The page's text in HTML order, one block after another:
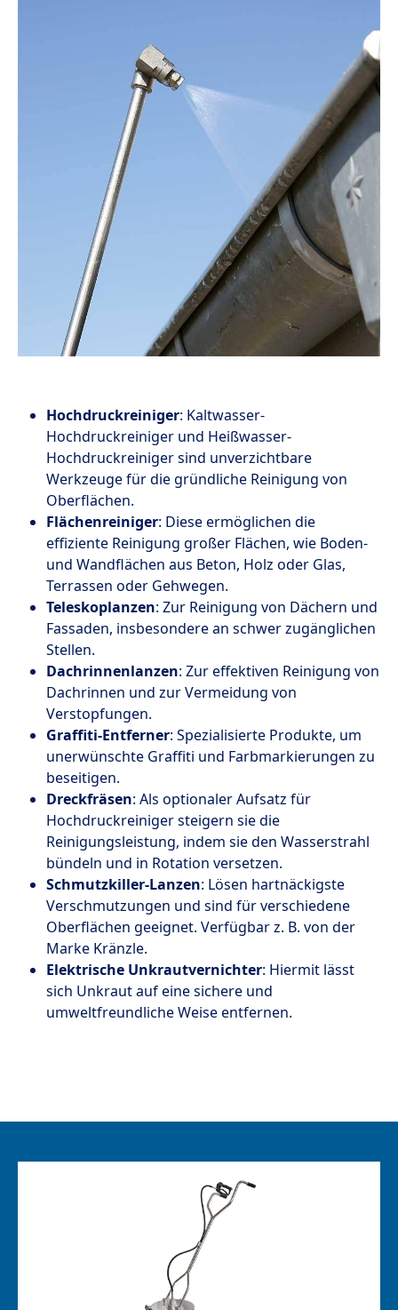
Hochdruckreiniger: Kaltwasser-
Hochdruckreiniger und Heißwasser-
Hochdruckreiniger sind unverzichtbare
Werkzeuge für die gründliche Reinigung von
Oberflächen.
Flächenreiniger: Diese ermöglichen die
effiziente Reinigung großer Flächen, wie Boden-
und Wandflächen aus Beton, Holz oder Glas,
Terrassen oder Gehwegen.
Teleskoplanzen: Zur Reinigung von Dächern und
Fassaden, insbesondere an schwer zugänglichen
Stellen.
Dachrinnenlanzen: Zur effektiven Reinigung von
Dachrinnen und zur Vermeidung von
Verstopfungen.
Graffiti-Entferner: Spezialisierte Produkte, um
unerwünschte Graffiti und Farbmarkierungen zu
beseitigen.
Dreckfräsen: Als optionaler Aufsatz für
Hochdruckreiniger steigern sie die
Reinigungsleistung, indem sie den Wasserstrahl
bündeln und in Rotation versetzen.
Schmutzkiller-Lanzen: Lösen hartnäckigste
Verschmutzungen und sind für verschiedene
Oberflächen geeignet. Verfügbar z. B. von der
Marke Kränzle.
Elektrische Unkrautvernichter: Hiermit lässt
sich Unkraut auf eine sichere und
umweltfreundliche Weise entfernen.